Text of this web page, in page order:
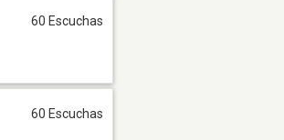
60 Escuchas
60 Escuchas